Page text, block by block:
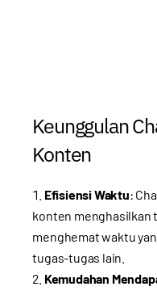
Keunggulan
Konten
Efisiensi Waktu:
konten menghasilkan
menghemat waktu
tugas-tugas lain.
Kemudahan